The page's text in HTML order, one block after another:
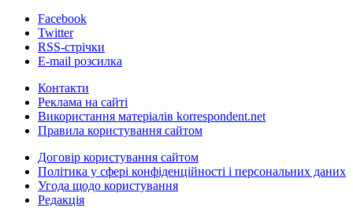
Facebook
Twitter
RSS-стрічки
E-mail розсилка
Контакти
Реклама на сайті
Використання матеріалів korrespondent.net
Правила користування сайтом
Договір користування сайтом
Політика у сфері конфіденційності і персональних даних
Угода щодо користування
Редакція